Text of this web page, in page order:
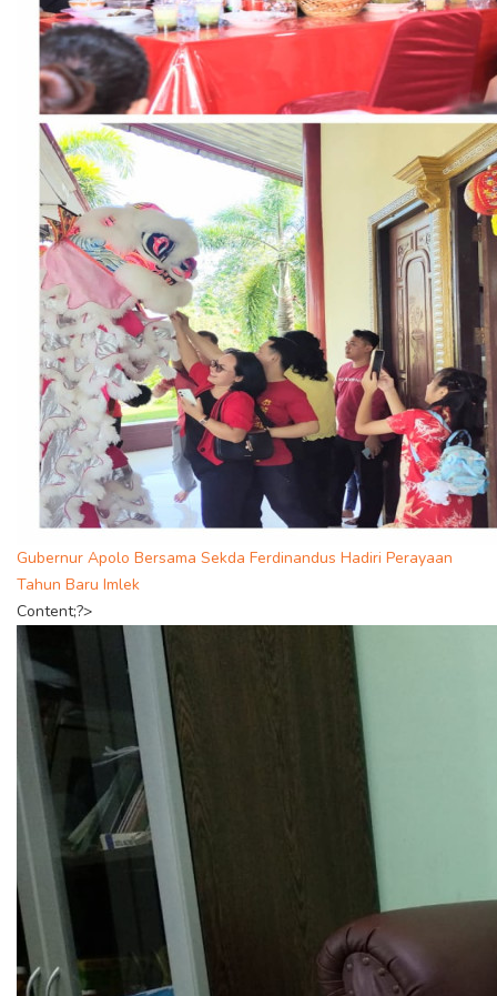
Gubernur Apolo Bersama Sekda Ferdinandus Hadiri Perayaan
Tahun Baru Imlek
Content;?>